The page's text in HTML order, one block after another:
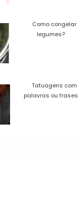
Como congelar
legumes?
Tatuagens com
palavras ou frases